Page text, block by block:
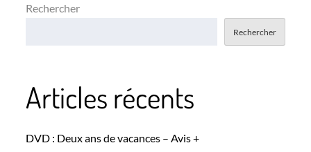
Rechercher
Rechercher
Articles récents
DVD : Deux ans de vacances – Avis +